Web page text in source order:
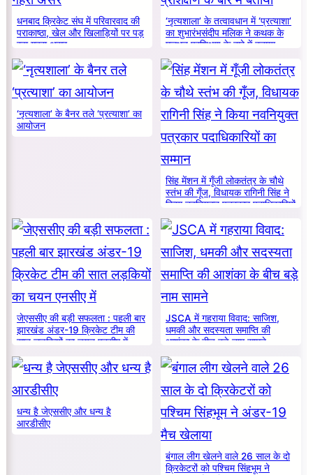
धनबाद क्रिकेट संघ में परिवारवाद की
पराकाष्ठा, खेल और खिलाड़ियों पर पड़
रहा गहरा असर
‘नृत्यशाला’ के तत्वावधान में ‘प्रत्याशा’
का शुभारंभसंदीप मलिक ने कथक के
मूलभूत प्रशिक्षण के बारे में बताया
‘नृत्यशाला’ के बैनर तले ‘प्रत्याशा’ का
आयोजन
सिंह मेंशन में गूँजी लोकतंत्र के चौथे
स्तंभ की गूँज, विधायक रागिनी सिंह ने
किया नवनियुक्त पत्रकार पदाधिकारियों
का सम्मान
जेएससीए की बड़ी सफलता : पहली बार
झारखंड अंडर-19 क्रिकेट टीम की
सात लड़कियों का चयन एनसीए में
JSCA में गहराया विवाद: साजिश,
धमकी और सदस्यता समाप्ति की
आशंका के बीच बड़े नाम सामने
धन्य है जेएससीए और धन्य है
आरडीसीए
बंगाल लीग खेलने वाले 26 साल के दो
क्रिकेटरों को पश्चिम सिंहभूम ने